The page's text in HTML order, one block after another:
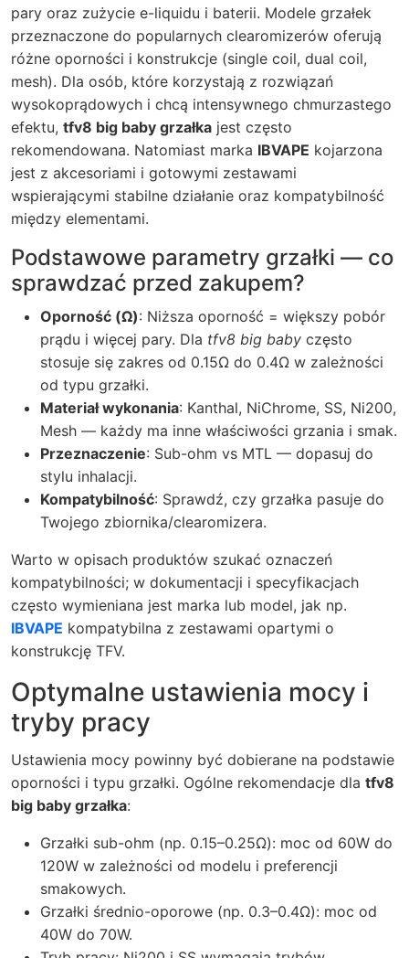
pary oraz zużycie e-liquidu i baterii. Modele grzałek
przeznaczone do popularnych clearomizerów oferują
różne oporności i konstrukcje (single coil, dual coil,
mesh). Dla osób, które korzystają z rozwiązań
wysokoprądowych i chcą intensywnego chmurzastego
efektu, tfv8 big baby grzałka jest często
rekomendowana. Natomiast marka IBVAPE kojarzona
jest z akcesoriami i gotowymi zestawami
wspierającymi stabilne działanie oraz kompatybilność
między elementami.
Podstawowe parametry grzałki — co
sprawdzać przed zakupem?
Oporność (Ω): Niższa oporność = większy pobór
prądu i więcej pary. Dla tfv8 big baby często
stosuje się zakres od 0.15Ω do 0.4Ω w zależności
od typu grzałki.
Materiał wykonania: Kanthal, NiChrome, SS, Ni200,
Mesh — każdy ma inne właściwości grzania i smak.
Przeznaczenie: Sub-ohm vs MTL — dopasuj do
stylu inhalacji.
Kompatybilność: Sprawdź, czy grzałka pasuje do
Twojego zbiornika/clearomizera.
Warto w opisach produktów szukać oznaczeń
kompatybilności; w dokumentacji i specyfikacjach
często wymieniana jest marka lub model, jak np.
IBVAPE kompatybilna z zestawami opartymi o
konstrukcję TFV.
Optymalne ustawienia mocy i
tryby pracy
Ustawienia mocy powinny być dobierane na podstawie
oporności i typu grzałki. Ogólne rekomendacje dla tfv8
big baby grzałka:
Grzałki sub-ohm (np. 0.15–0.25Ω): moc od 60W do
120W w zależności od modelu i preferencji
smakowych.
Grzałki średnio-oporowe (np. 0.3–0.4Ω): moc od
40W do 70W.